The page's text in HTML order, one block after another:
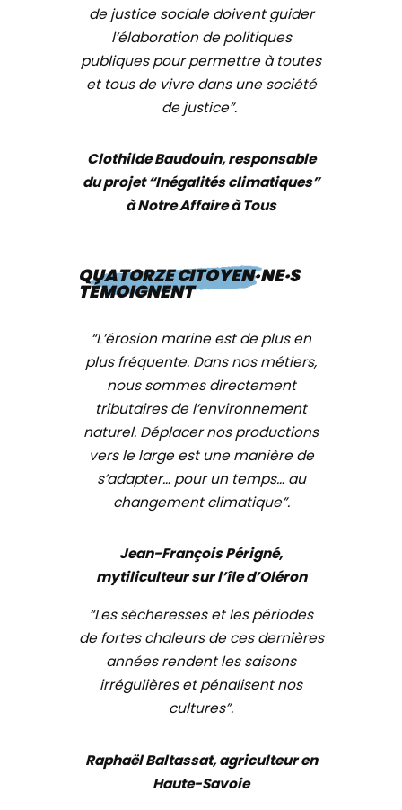
de justice sociale doivent guider
l’élaboration de politiques
publiques pour permettre à toutes
et tous de vivre dans une société
de justice”.
Clothilde Baudouin, responsable
du projet “Inégalités climatiques”
à Notre Affaire à Tous
QUATORZE CITOYEN·NE·S
TÉMOIGNENT
“L’érosion marine est de plus en
plus fréquente. Dans nos métiers,
nous sommes directement
tributaires de l’environnement
naturel. Déplacer nos productions
vers le large est une manière de
s’adapter… pour un temps… au
changement climatique”.
Jean-François Périgné,
mytiliculteur sur l’île d’Oléron
“Les sécheresses et les périodes
de fortes chaleurs de ces dernières
années rendent les saisons
irrégulières et pénalisent nos
cultures”.
Raphaël Baltassat, agriculteur en
Haute-Savoie